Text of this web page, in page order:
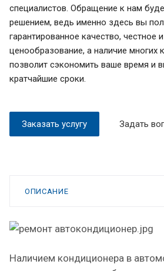
специалистов. Обращение к нам
решением, ведь именно здесь вы
гарантированное качество, честное
ценообразование, а наличие многих
позволит сэкономить ваше время и
кратчайшие сроки.
Заказать услугу Задать
ОПИСАНИЕ
Наличием кондиционера в